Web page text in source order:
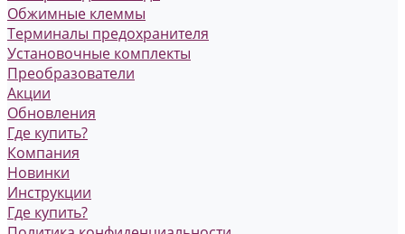
Обжимные клеммы
Терминалы предохранителя
Установочные комплекты
Преобразователи
Акции
Обновления
Где купить?
Компания
Новинки
Инструкции
Где купить?